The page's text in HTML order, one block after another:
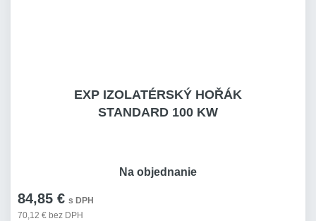
EXP IZOLATÉRSKÝ HOŘÁK
STANDARD 100 KW
84,85 € s DPH
70,12 € bez DPH
Na objednanie